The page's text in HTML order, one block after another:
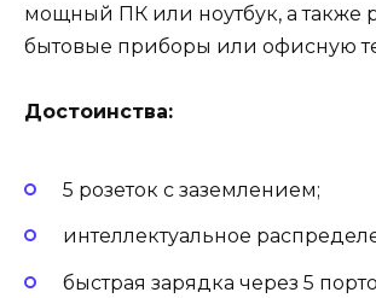
мощный ПК или ноутбук, а также
бытовые приборы или офисную
Достоинства:
5 розеток с заземлением;
интеллектуальное
быстрая зарядка через 5